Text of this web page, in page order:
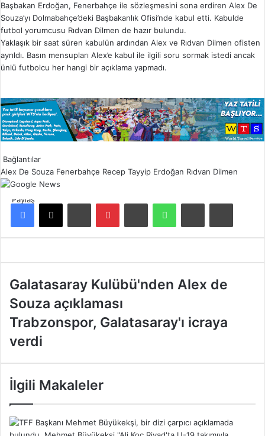
Başbakan Erdoğan, Fenerbahçe ile sözleşmesini sona erdiren Alex De
Souza’yı Dolmabahçe’deki Başbakanlık Ofisi’nde kabul etti. Kabulde
futbol yorumcusu Rıdvan Dilmen de hazır bulundu.
Yaklaşık bir saat süren kabulün ardından Alex ve Rıdvan Dilmen ofisten
ayrıldı. Basın mensupları Alex’e kabul ile ilgili soru sormak istedi ancak
ünlü futbolcu her hangi bir açıklama yapmadı.
Bağlantılar
Alex De Souza Fenerbahçe Recep Tayyip Erdoğan Rıdvan Dilmen
Paylaş
G
l
a
a
r
a
y
K
u
Galatasaray Kulübü'nden Alex de
Souza açıklaması
T
a
o
s
p
o
Trabzonspor, Galatasaray'ı icraya
verdi
İlgili Makaleler